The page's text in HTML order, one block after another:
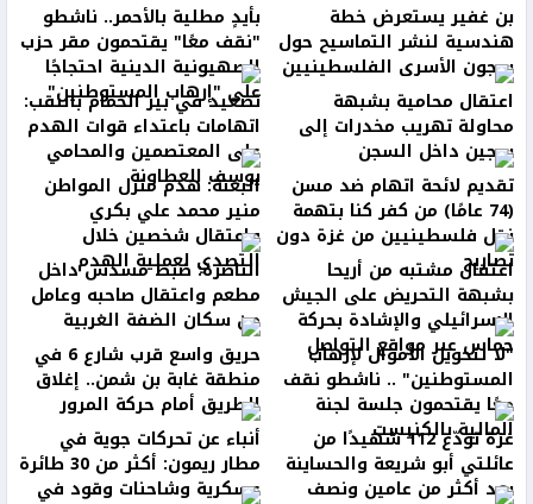
بن غفير يستعرض خطة
هندسية لنشر التماسيح حول
سجون الأسرى الفلسطينيين
بأيدٍ مطلية بالأحمر.. ناشطو
"نقف معًا" يقتحمون مقر حزب
الصهيونية الدينية احتجاجًا
على "إرهاب المستوطنين" اعتقال محامية بشبهة
محاولة تهريب مخدرات إلى
سجين داخل السجن
تصعيد في بير الحمام بالنقب:
اتهامات باعتداء قوات الهدم
على المعتصمين والمحامي
يوسف العطاونة تقديم لائحة اتهام ضد مسن
(74 عامًا) من كفر كنا بتهمة
نقل فلسطينيين من غزة دون
تصاريح
البعنة: هدم منزل المواطن
منير محمد علي بكري
واعتقال شخصين خلال
التصدي لعملية الهدم اعتقال مشتبه من أريحا
بشبهة التحريض على الجيش
الإسرائيلي والإشادة بحركة
حماس عبر مواقع التواصل
الناصرة: ضبط مسدس داخل
مطعم واعتقال صاحبه وعامل
من سكان الضفة الغربية
"لا لتحويل الأموال لإرهاب
المستوطنين" .. ناشطو نقف
معًا يقتحمون جلسة لجنة
المالية بالكنيست
حريق واسع قرب شارع 6 في
منطقة غابة بن شمن.. إغلاق
الطريق أمام حركة المرور
غزة تودّع 112 شهيدًا من
عائلتي أبو شريعة والحساينة
بعد أكثر من عامين ونصف
أنباء عن تحركات جوية في
مطار ريمون: أكثر من 30 طائرة
عسكرية وشاحنات وقود في